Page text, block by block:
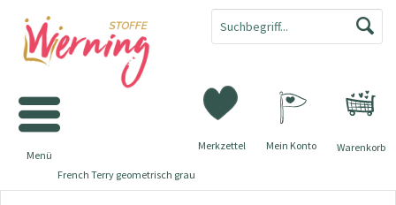
Warenkorb
Merkzettel Mein Konto
Menü
French Terry geometrisch grau